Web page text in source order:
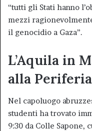
“tutti gli Stati hanno
mezzi
il genocidio a Gaza”.
L’Aquila in
alla Periferia
Nel capoluogo
studenti ha trovato
9:30 da Colle Sapone,